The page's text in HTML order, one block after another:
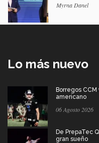
Myrna Danel
Lo más nuevo
Borregos
americano
06 Agosto 2026
De PrepaTec
gran sueño